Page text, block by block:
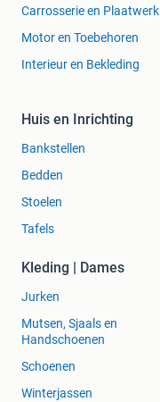
Carrosserie en Plaatwerk
Motor en Toebehoren
Interieur en Bekleding
Huis en Inrichting
Bankstellen
Bedden
Stoelen
Tafels
Kleding | Dames
Jurken
Mutsen, Sjaals en
Handschoenen
Schoenen
Winterjassen